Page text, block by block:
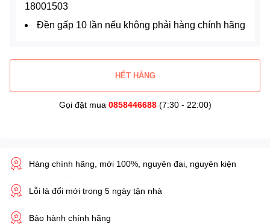
18001503
Đền gấp 10 lần nếu không phải hàng chính hãng
HẾT HÀNG
Gọi đặt mua 0858446688(7:30 - 22:00)
Hàng chính hãng, mới 100%, nguyên đai, nguyên kiện
Lỗi là đổi mới trong 5 ngày tận nhà
Bảo hành chính hãng